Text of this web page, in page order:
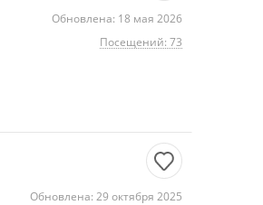
Обновлена: 18 мая 2026
Посещений: 73
Обновлена: 29 октября 2025